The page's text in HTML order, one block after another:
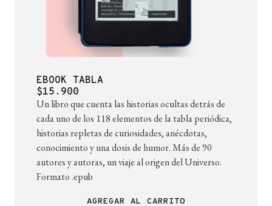
EBOOK TABLA
$15.900
Un libro que cuenta las historias ocultas detrás de
cada uno de los 118 elementos de la tabla periódica,
historias repletas de curiosidades, anécdotas,
conocimiento y una dosis de humor. Más de 90
autores y autoras, un viaje al origen del Universo.
Formato .epub
AGREGAR AL CARRITO